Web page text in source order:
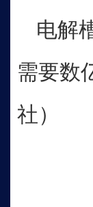
电解
需要数
社）